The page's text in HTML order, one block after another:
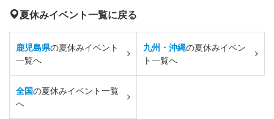
夏休みイベント一覧に戻る
鹿児島県の夏休みイベント
一覧へ
九州・沖縄の夏休みイベン
ト一覧へ
全国の夏休みイベント一覧
へ